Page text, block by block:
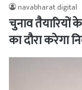
navabharat digital
चुनाव
का दौरा करेगा